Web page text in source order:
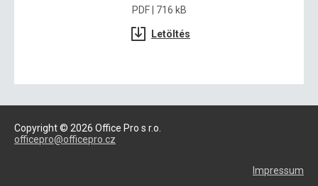
PDF | 716 kB
Letöltés
Copyright © 2026 Office Pro s r.o.
officepro@officepro.cz
Impressum